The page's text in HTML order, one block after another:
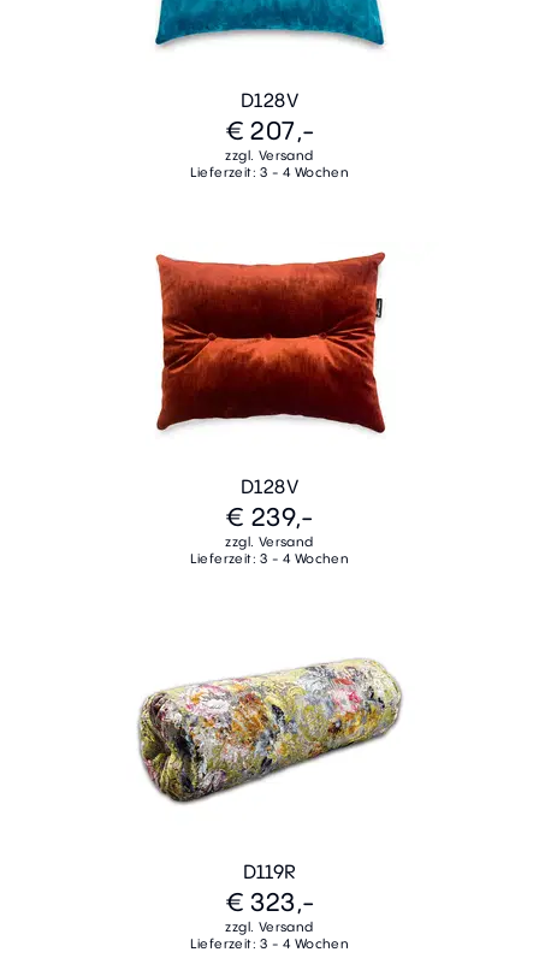
D128V
€ 207,-
zzgl. Versand
Lieferzeit: 3 - 4 Wochen
D128V
€ 239,-
zzgl. Versand
Lieferzeit: 3 - 4 Wochen
D119R
€ 323,-
zzgl. Versand
Lieferzeit: 3 - 4 Wochen